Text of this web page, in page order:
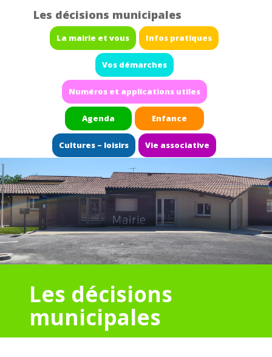
Les décisions municipales
La mairie et vous Infos pratiques
Vos démarches
Numéros et applications utiles
Agenda Enfance
Cultures – loisirs Vie associative
Les décisions
municipales